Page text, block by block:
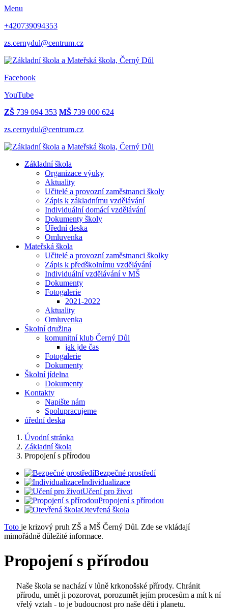
Menu
+420739094353
zs.cernydul@centrum.cz
Facebook
YouTube
ZŠ 739 094 353 MŠ 739 000 624
zs.cernydul@centrum.cz
Základní škola
Organizace výuky
Aktuality
Učitelé a provozní zaměstnanci školy
Zápis k základnímu vzdělávání
Individuální domácí vzdělávání
Dokumenty školy
Úřední deska
Omluvenka
Mateřská škola
Učitelé a provozní zaměstnanci školky
Zápis k předškolnímu vzdělávání
Individuální vzdělávání v MŠ
Dokumenty
Fotogalerie
2021-2022
Aktuality
Omluvenka
Školní družina
komunitní klub Černý Důl
jak jde čas
Fotogalerie
Dokumenty
Školní jídelna
Dokumenty
Kontakty
Napište nám
Spolupracujeme
úřední deska
Úvodní stránka
Základní škola
Propojení s přírodou
Bezpečné prostředí
Individualizace
Učení pro život
Propojení s přírodou
Otevřená škola
Toto je krizový pruh ZŠ a MŠ Černý Důl. Zde se vkládají
mimořádně důležité informace.
Propojení s přírodou
Naše škola se nachází v lůně krkonošské přírody. Chránit
přírodu, umět ji pozorovat, porozumět jejím procesům a mít k ní
vřelý vztah - to je budoucnost pro naše děti i planetu.